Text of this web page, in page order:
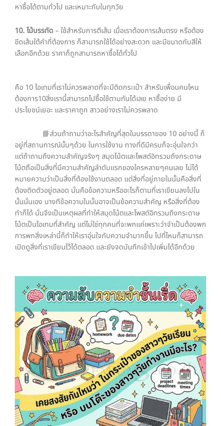
หาซื้อได้ตามทั่วไป และเหมาะกับในทุกวัย
10. ไม้บรรทัด– ใช้สำหรับการตีเส้น เมื่อเราต้องการเส้นตรง หรือต้อง
ขีดเส้นใต้คำที่ต้องการ ก็สามารถใช้ได้อย่างสะดวก และมีขนาดกับสีให้
เลือกอีกด้วย ราคาก็ถูกสามารถหาซื้อได้ทั่วไป
คือ 10 ไอเทมที่เราไม่ควรพลาดที่จะมีติดกระเป๋า สำหรับเพื่อนคนไหน
ต้องการ10สิ่งเรานี้สามารถไปซื้อใช้ตามกันได้เลย หาซื้อง่าย มี
ประโยชน์เยอะ และราคาถูก สาวอย่างเราไม่ควรพลาด
📘ส่วนถ้าถามว่าอะไรสำคัญที่สุดในบรรดาของ 10 อย่างนี้ ก็
อยู่ที่สถานการณ์นั้นๆด้วย ในการใช้งาน ทางที่ดีมีครบก็จะอุ่นใจกว่า
แต่ถ้าถามถึงความสำคัญจริงๆ สมุดโน้ตและโพสต์อิทรวมถึงกระดาษ
โน้ตถือเป็นสิ่งที่มีความสำคัญลำดับแรกของใครหลายๆคนเลย ไม่ได้
หมายความว่าเป็นสิ่งที่ต้องใช้งานตลอด แต่สิ่งที่อยู่ภายในนั้นคือสิ่งที่
ต้องติดตัวอยู่ตลอด นั่นคือข้อความหรืออะไรก็ตามที่เราเขียนลงไปใน
นั้นนั่นเอง บางทีข้อความในนั้นอาจเป็นข้อความสำคัญ หรือสิ่งที่ต้อง
ทำก็ได้ นั่นจึงเป็นเหตุผลที่ทำให้สมุดโน้ตและโพสต์อิทรวมถึงกระดาษ
โน้ตเป็นไอเทมที่สำคัญ แต่ไม่ใช่ทุกคนที่จะพกแค่เพราะว่าจำเป็นต้องพก
การพกสิ่งเหล่านี้ก็ทำให้เราอุ่นใจกับความจำมากขึ้น ไปที่ไหนก็สามารถ
เปิดดูสิ่งที่เราเขียนไว้ได้ตลอด และยังจดบันทึกเข้าไปเพิ่มได้อีกด้วย